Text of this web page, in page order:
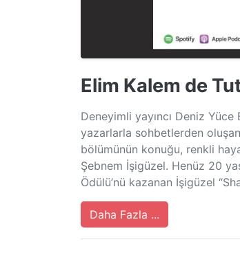
Elim Kalem de
Deneyimli yayıncı Deniz Yüce
yazarlarla sohbetlerden
bölümünün konuğu, renkli
Şebnem İşigüzel. Henüz 20
Ödülü’nü kazanan İşigüzel
Daha Fazla ...